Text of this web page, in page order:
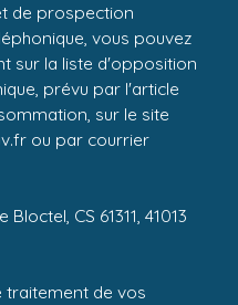
de prospection
vous pouvez
sur la liste d'opposition
prévu par l'article
sur le site
ou par courrier
CS 61311, 41013
traitement de vos